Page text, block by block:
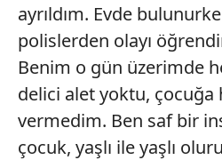
ayrıldım. Evde
polislerden olayı
Benim o gün üzerimde
delici alet yoktu,
vermedim. Ben saf bir
çocuk, yaşlı ile yaşlı